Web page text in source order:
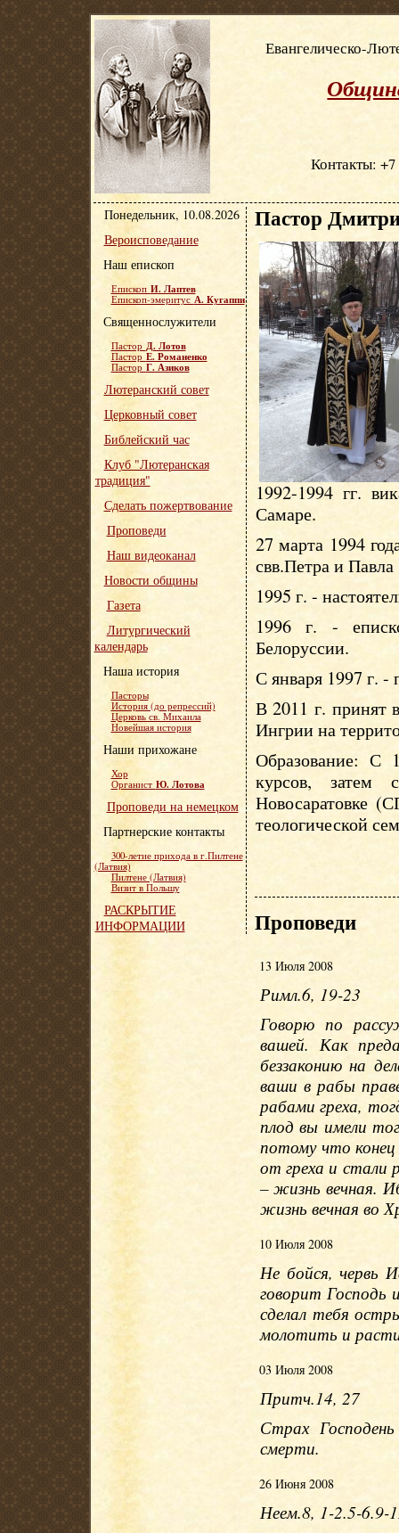
Евангелическо-
Контакты: +7
Пастор
1992-1994 гг.
Самаре.
27 марта 1994
свв.Петра и
1995 г. -
1996 г. -
Белоруссии.
С января 1997 г.
В 2011 г. принят
Ингрии на
Образование: С
курсов, затем
Новосаратовке
теологической
Проповеди
13 Июля 2008
Римл.6, 19-23
Говорю по
вашей. Как
беззаконию на
ваши в рабы
рабами греха,
плод вы имели
потому что
от греха и стали
– жизнь вечная.
жизнь вечная во
10 Июля 2008
Не бойся, червь
говорит
сделал тебя
молотить и
03 Июля 2008
Притч.14, 27
Страх
смерти.
26 Июня 2008
Неем.8, 1-2.5-6.9-
Понедельник, 10.08.2026
Вероисповедание
Наш епископ
Епископ И. Лаптев
Епископ-эмеритус А. Кугаппи
Священнослужители
Пастор Д. Лотов
Пастор Е. Романенко
Пастор Г. Азиков
Лютеранский совет
Церковный совет
Библейский час
Клуб "Лютеранская
традиция"
Сделать пожертвование
Проповеди
Наш видеоканал
Новости общины
Газета
Литургический
календарь
Наша история
Пасторы
История (до репрессий)
Церковь св. Михаила
Новейшая история
Наши прихожане
Хор
Органист Ю. Лотова
Проповеди на немецком
Партнерские контакты
300-летие прихода в г.Пилтене
(Латвия)
Пилтене (Латвия)
Визит в Польшу
РАСКРЫТИЕ
ИНФОРМАЦИИ